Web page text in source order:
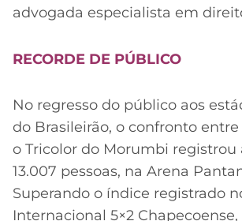
advogada especialista em
RECORDE DE PÚBLICO
No regresso do público aos
do Brasileirão, o confronto
o Tricolor do Morumbi registrou
13.007 pessoas, na Arena
Superando o índice registrado
Internacional 5×2